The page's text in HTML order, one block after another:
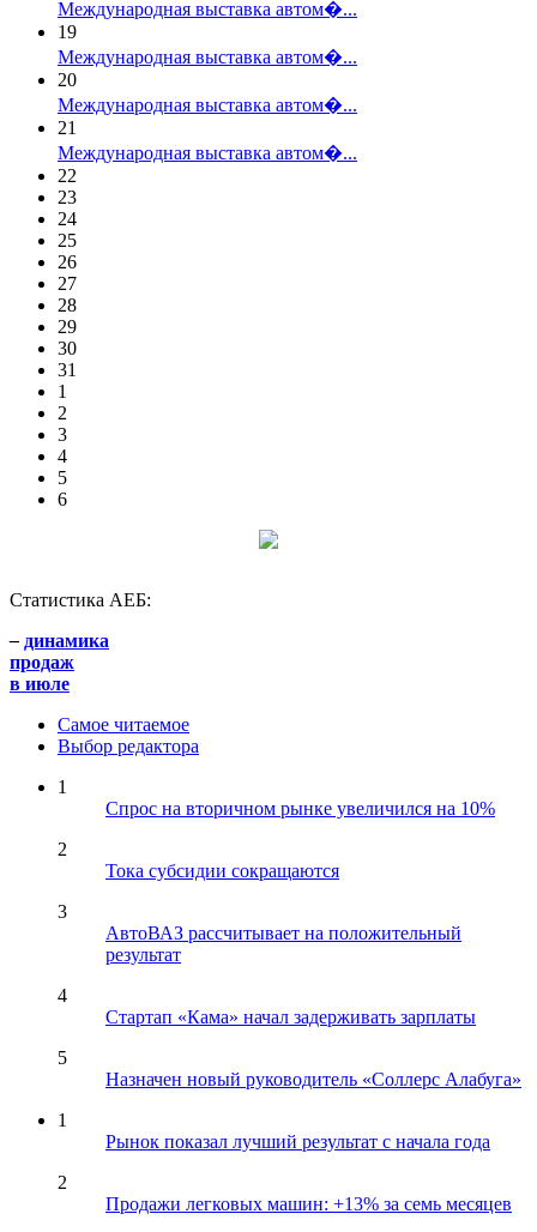
Международная выставка автом�...
19
Международная выставка автом�...
20
Международная выставка автом�...
21
Международная выставка автом�...
22
23
24
25
26
27
28
29
30
31
1
2
3
4
5
6
Статистика АЕБ:
– динамика
продаж
в июле
Самое читаемое
Выбор редактора
1
Спрос на вторичном рынке увеличился на 10%
2
Тока субсидии сокращаются
3
АвтоВАЗ рассчитывает на положительный
результат
4
Стартап «Кама» начал задерживать зарплаты
5
Назначен новый руководитель «Соллерс Алабуга»
1
Рынок показал лучший результат с начала года
2
Продажи легковых машин: +13% за семь месяцев